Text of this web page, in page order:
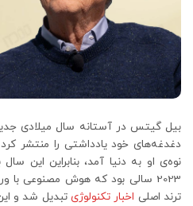
بیل گیتس در آستانه سال میلادی
نوه‌ی او به دنیا آمد، بنابراین این
ترند اصلی اخبار تکنولوژی تبدیل شد و